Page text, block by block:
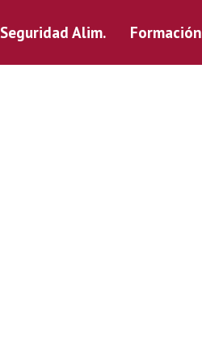
Seguridad Alim. Formación